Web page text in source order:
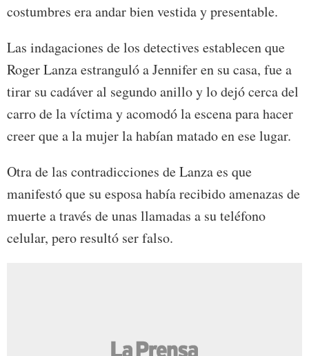
costumbres era andar bien vestida y presentable.
Las indagaciones de los detectives establecen que
Roger Lanza estranguló a Jennifer en su casa, fue a
tirar su cadáver al segundo anillo y lo dejó cerca del
carro de la víctima y acomodó la escena para hacer
creer que a la mujer la habían matado en ese lugar.
Otra de las contradicciones de Lanza es que
manifestó que su esposa había recibido amenazas de
muerte a través de unas llamadas a su teléfono
celular, pero resultó ser falso.